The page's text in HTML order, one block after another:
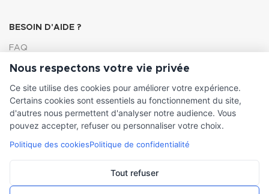
BESOIN D'AIDE ?
FAQ
Lexique
Comment choisir ma pompe
INFORMATIONS LÉGALES
Mentions légales
Nous respectons votre vie privée
Ce site utilise des cookies pour améliorer votre expérience.
Certains cookies sont essentiels au fonctionnement du site,
d'autres nous permettent d'analyser notre audience. Vous
pouvez accepter, refuser ou personnaliser votre choix.
Politique des cookiesPolitique de confidentialité
Tout refuser